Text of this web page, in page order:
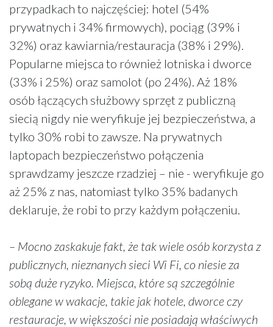
przypadkach to najczęściej: hotel (54%
prywatnych i 34% firmowych), pociąg (39% i
32%) oraz kawiarnia/restauracja (38% i 29%).
Popularne miejsca to również lotniska i dworce
(33% i 25%) oraz samolot (po 24%). Aż 18%
osób łączących służbowy sprzęt z publiczną
siecią nigdy nie weryfikuje jej bezpieczeństwa, a
tylko 30% robi to zawsze. Na prywatnych
laptopach bezpieczeństwo połączenia
sprawdzamy jeszcze rzadziej – nie - weryfikuje go
aż 25% z nas, natomiast tylko 35% badanych
deklaruje, że robi to przy każdym połączeniu.
– Mocno zaskakuje fakt, że tak wiele osób korzysta z
publicznych, nieznanych sieci Wi Fi, co niesie za
sobą duże ryzyko. Miejsca, które są szczególnie
oblegane w wakacje, takie jak hotele, dworce czy
restauracje, w większości nie posiadają właściwych